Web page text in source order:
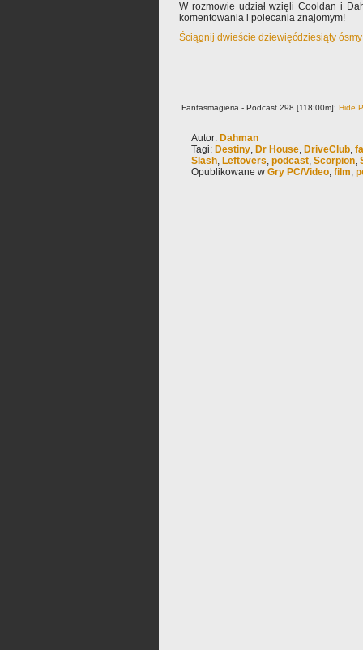
W rozmowie udział wzięli Cooldan i
komentowania i polecania znajomym!
Ściągnij dwieście dziewięćdziesiąty
Fantasmagieria - Podcast 298 [118:00m]: Hide
Autor: Dahman
Tagi: Destiny, Dr House, DriveClub,
Slash, Leftovers, podcast, Scorpion,
Opublikowane w Gry PC/Video, film,